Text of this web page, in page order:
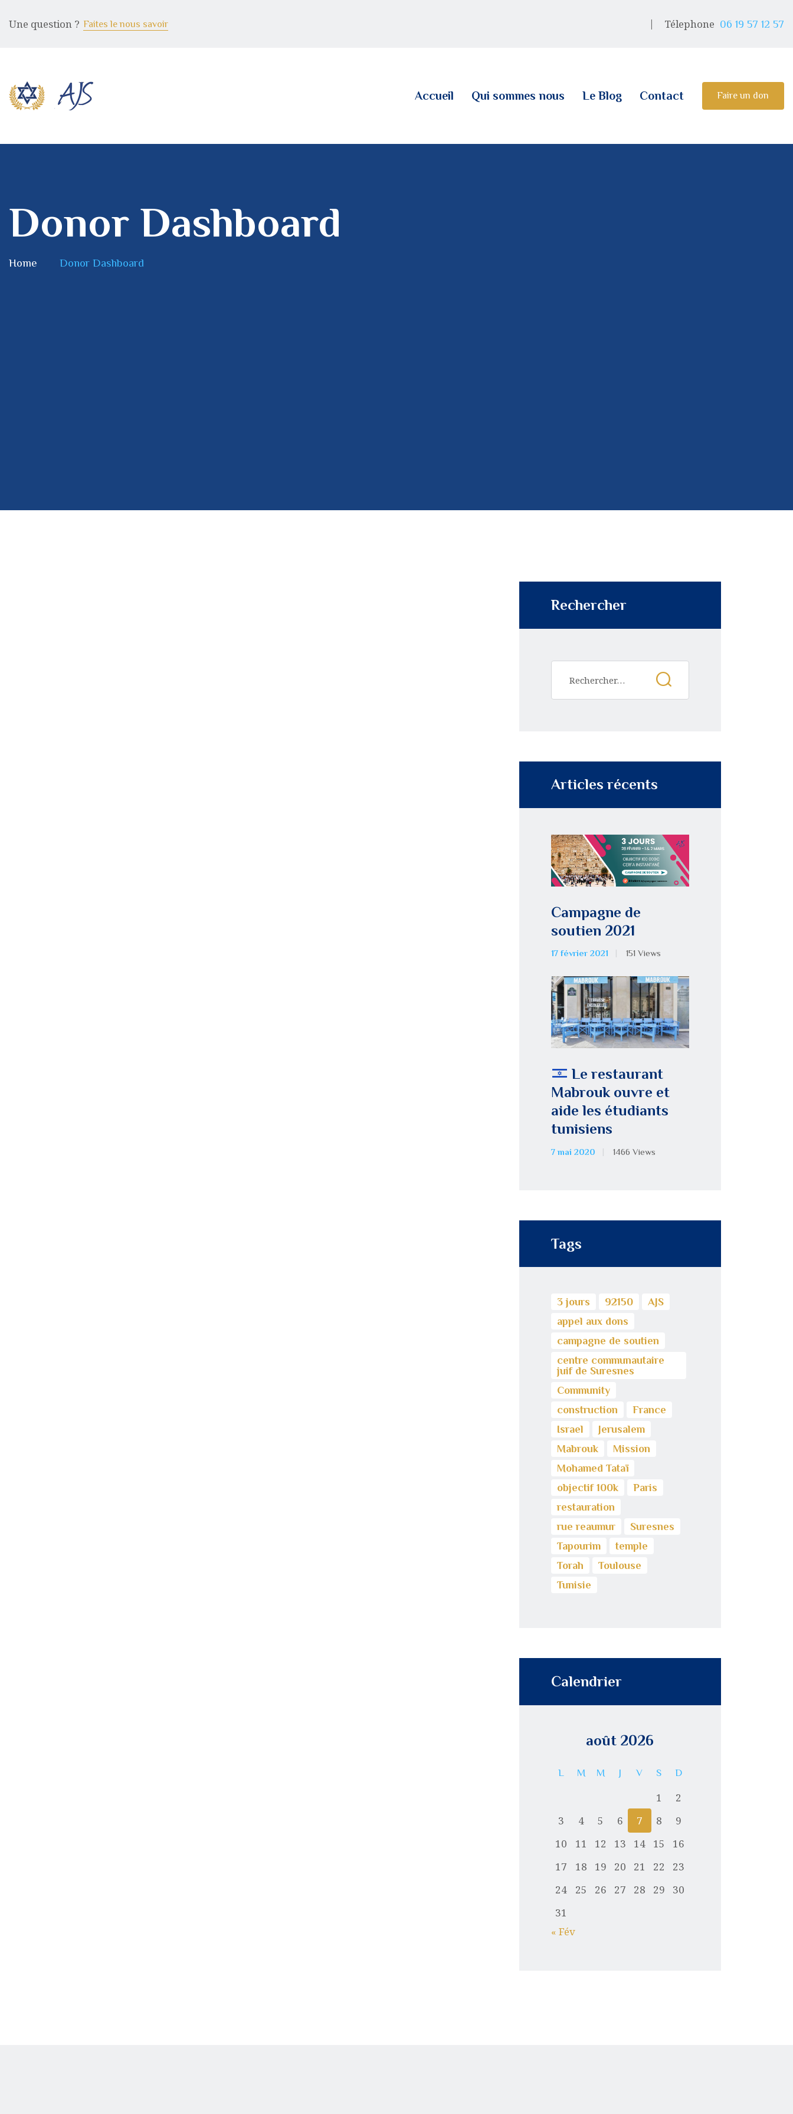
Une question ? Faites le nous savoir Télephone 06 19 57 12 57
Accueil Qui sommes nous Le Blog Contact Faire un don
Donor Dashboard
Home Donor Dashboard
Rechercher
Articles récents
Campagne de
soutien 2021
17 février 2021 151 Views
Le restaurant
Mabrouk ouvre et
aide les étudiants
tunisiens
7 mai 2020 1466 Views
Tags
3 jours 92150
AJS
appel aux dons
campagne de soutien
centre communautaire
juif de Suresnes
Community
construction
France
Israel
Jerusalem
Mabrouk
Mission
Mohamed Tataï
objectif 100k
Paris
restauration
rue reaumur
Suresnes
Tapourim
temple
Torah
Toulouse
Tunisie
Calendrier
août 2026
L M M J V S D
1
2
3
4 5 6 7 8
9
10
11 12 13 14 15
16
17
18 19 20 21 22
23
24
25 26 27 28 29
30
31
« Fév